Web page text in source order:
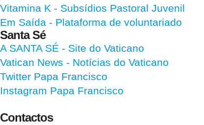
Vitamina K - Subsídios Pastoral Juvenil
Em Saída - Plataforma de voluntariado
Santa Sé
A SANTA SÉ - Site do Vaticano
Vatican News - Notícias do Vaticano
Twitter Papa Francisco
Instagram Papa Francisco
Contactos